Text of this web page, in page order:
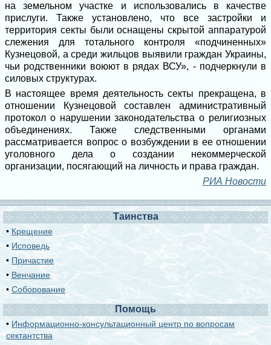
на земельном участке и использовались в качестве
прислуги. Также установлено, что все застройки и
территория секты были оснащены скрытой аппаратурой
слежения для тотального контроля «подчиненных»
Кузнецовой, а среди жильцов выявили граждан Украины,
чьи родственники воюют в рядах ВСУ», - подчеркнули в
силовых структурах.
В настоящее время деятельность секты прекращена, в
отношении Кузнецовой составлен административный
протокол о нарушении законодательства о религиозных
объединениях. Также следственными органами
рассматривается вопрос о возбуждении в ее отношении
уголовного дела о создании некоммерческой
организации, посягающий на личность и права граждан.
РИА Новости
Таинства
• Крещение
• Исповедь
• Причастие
• Венчание
•Соборование
Помощь
• Информационно-консультационный центр по вопросам
сектантства